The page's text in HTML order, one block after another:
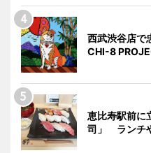
西武渋谷店
CHI-8
恵比寿駅前に
司」 ランチ